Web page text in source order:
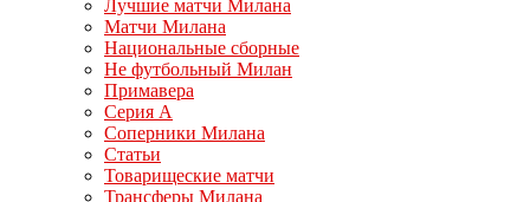
Лучшие матчи Милана
Матчи Милана
Национальные сборные
Не футбольный Милан
Примавера
Серия А
Соперники Милана
Статьи
Товарищеские матчи
Трансферы Милана